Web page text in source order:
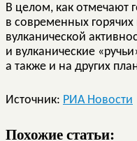
В целом, как отмечают
в современных горячих
вулканической
и вулканические
а также и на других
Источник: РИА Новости
Похожие статьи: